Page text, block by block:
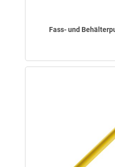
Fass- und